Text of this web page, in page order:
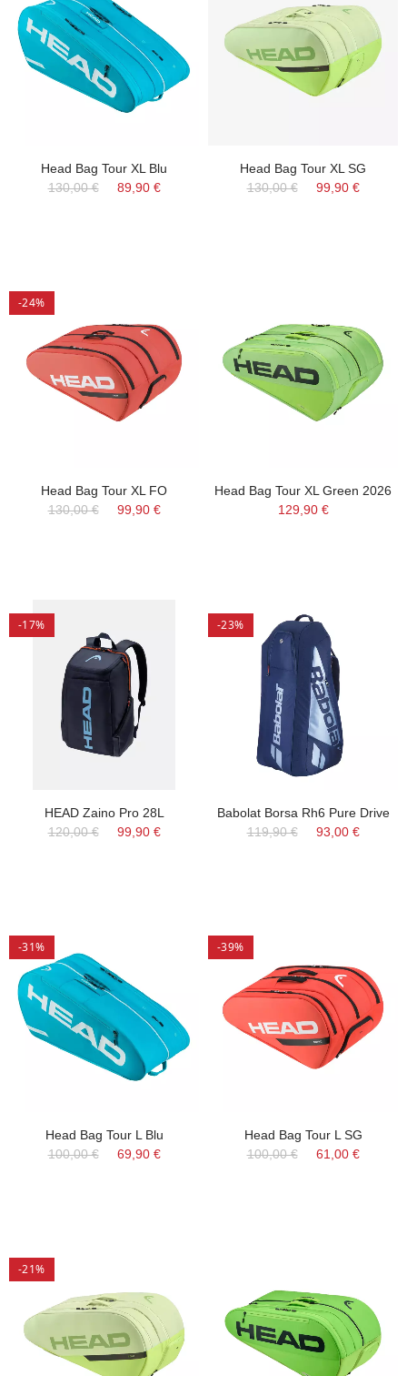
Head Bag Tour XL Blu
130,00 €
89,90 €
Head Bag Tour XL SG
130,00 €
99,90 €
-24%
Head Bag Tour XL FO
130,00 €
99,90 €
Head Bag Tour XL Green 2026
129,90 €
-17%
HEAD Zaino Pro 28L
120,00 €
99,90 €
-23%
Babolat Borsa Rh6 Pure Drive
119,90 €
93,00 €
-31%
Head Bag Tour L Blu
100,00 €
69,90 €
-39%
Head Bag Tour L SG
100,00 €
61,00 €
-21%